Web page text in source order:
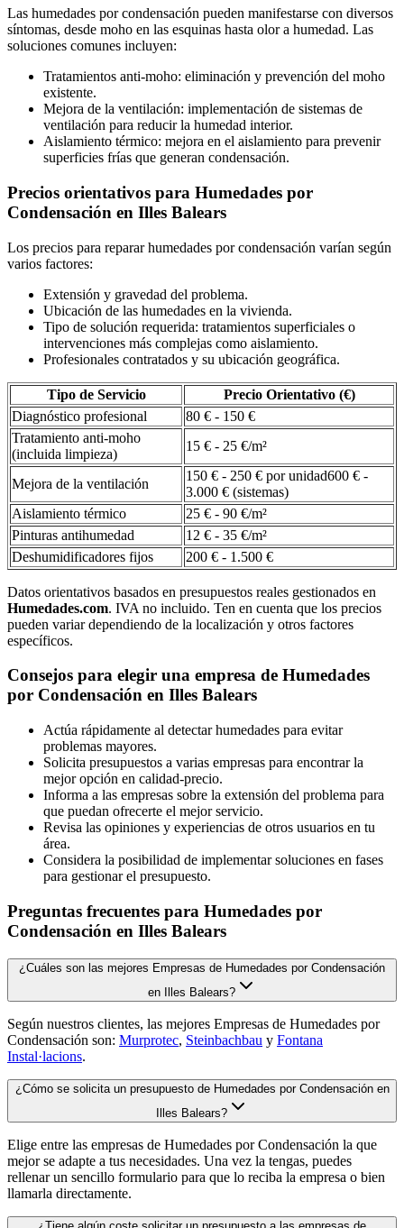
Las humedades por condensación pueden manifestarse con diversos
síntomas, desde moho en las esquinas hasta olor a humedad. Las
soluciones comunes incluyen:
Tratamientos anti-moho: eliminación y prevención del moho
existente.
Mejora de la ventilación: implementación de sistemas de
ventilación para reducir la humedad interior.
Aislamiento térmico: mejora en el aislamiento para prevenir
superficies frías que generan condensación.
Precios orientativos para Humedades por
Condensación en Illes Balears
Los precios para reparar humedades por condensación varían según
varios factores:
Extensión y gravedad del problema.
Ubicación de las humedades en la vivienda.
Tipo de solución requerida: tratamientos superficiales o
intervenciones más complejas como aislamiento.
Profesionales contratados y su ubicación geográfica.
Tipo de Servicio
Precio Orientativo (€)
Diagnóstico profesional
80 € - 150 €
Tratamiento anti-moho
(incluida limpieza)
15 € - 25 €/m²
Mejora de la ventilación
150 € - 250 € por unidad600 € -
3.000 € (sistemas)
Aislamiento térmico
25 € - 90 €/m²
Pinturas antihumedad
12 € - 35 €/m²
Deshumidificadores fijos
200 € - 1.500 €
Datos orientativos basados en presupuestos reales gestionados en
Humedades.com. IVA no incluido. Ten en cuenta que los precios
pueden variar dependiendo de la localización y otros factores
específicos.
Consejos para elegir una empresa de Humedades
por Condensación en Illes Balears
Actúa rápidamente al detectar humedades para evitar
problemas mayores.
Solicita presupuestos a varias empresas para encontrar la
mejor opción en calidad-precio.
Informa a las empresas sobre la extensión del problema para
que puedan ofrecerte el mejor servicio.
Revisa las opiniones y experiencias de otros usuarios en tu
área.
Considera la posibilidad de implementar soluciones en fases
para gestionar el presupuesto.
Preguntas frecuentes para Humedades por
Condensación en Illes Balears
¿Cuáles son las mejores Empresas de Humedades por Condensación
en Illes Balears?
Según nuestros clientes, las mejores Empresas de Humedades por
Condensación son: Murprotec, Steinbachbau y Fontana
Instal·lacions.
¿Cómo se solicita un presupuesto de Humedades por Condensación en
Illes Balears?
Elige entre las empresas de Humedades por Condensación la que
mejor se adapte a tus necesidades. Una vez la tengas, puedes
rellenar un sencillo formulario para que lo reciba la empresa o bien
llamarla directamente.
¿Tiene algún coste solicitar un presupuesto a las empresas de